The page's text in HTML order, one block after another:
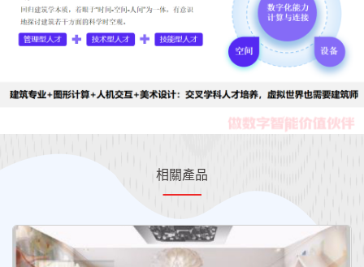
相關產品